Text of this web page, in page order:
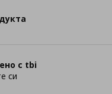
с tbi
си